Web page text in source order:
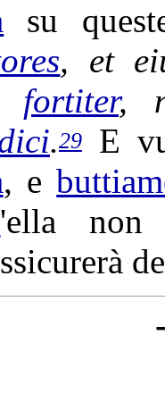
su
, et
fortiter,
.29E
, e
'ella